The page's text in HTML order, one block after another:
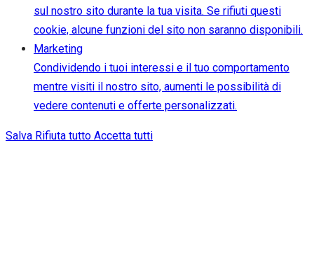
sul nostro sito durante la tua visita. Se rifiuti questi
cookie, alcune funzioni del sito non saranno disponibili.
Marketing
Condividendo i tuoi interessi e il tuo comportamento
mentre visiti il nostro sito, aumenti le possibilità di
vedere contenuti e offerte personalizzati.
Salva Rifiuta tutto Accetta tutti